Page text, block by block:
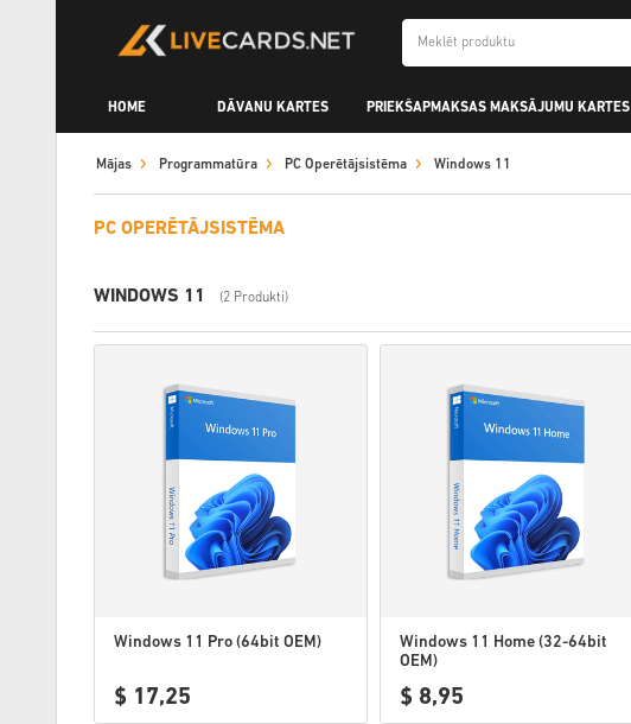
HOME DĀVANU KARTES PRIEKŠAPMAKSAS MAKSĀJUMU KARTES
Mājas Programmatūra PC Operētājsistēma Windows 11
PC OPERĒTĀJSISTĒMA
WINDOWS 11 (2 Produkti)
Windows 11 Pro (64bit OEM)
$ 17,25
Windows 11 Home (32-64bit
OEM)
$ 8,95